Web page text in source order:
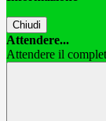
Chiudi
Attendere...
Attendere il